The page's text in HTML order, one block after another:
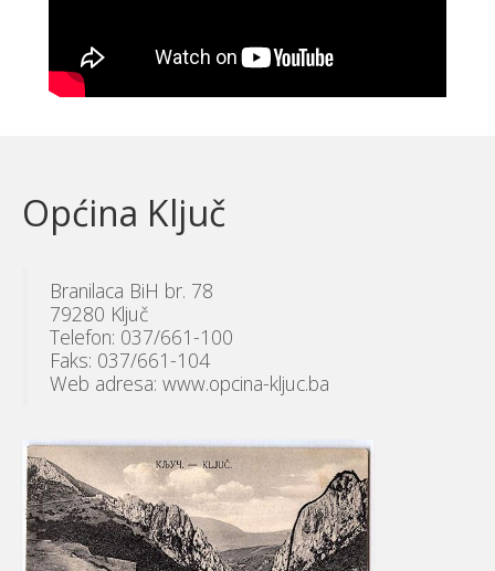
Općina Ključ
Branilaca BiH br. 78
79280 Ključ
Telefon: 037/661-100
Faks: 037/661-104
Web adresa: www.opcina-kljuc.ba